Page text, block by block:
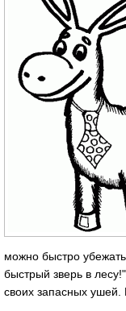
можно быстро
быстрый зверь в
своих запасных ушей.